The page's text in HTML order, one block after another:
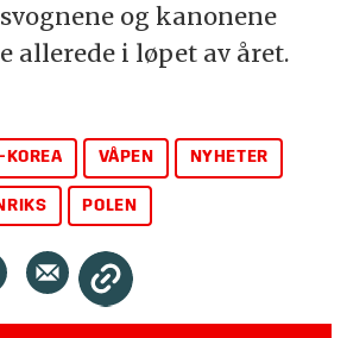
og kanonene
allerede i løpet av året.
VÅPEN NYHETER
POLEN